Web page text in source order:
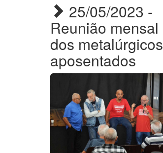
25/05/2023 -
Reunião mensal
dos metalúrgicos
aposentados